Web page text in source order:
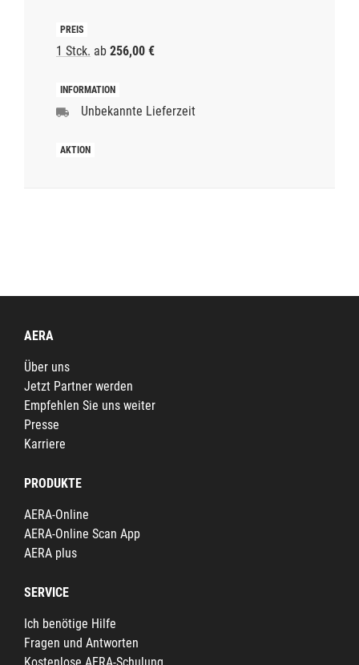
1 Stck. ab 256,00 €
Unbekannte Lieferzeit
AERA
Über uns
Jetzt Partner werden
Empfehlen Sie uns weiter
Presse
Karriere
PRODUKTE
AERA-Online
AERA-Online Scan App
AERA plus
SERVICE
Ich benötige Hilfe
Fragen und Antworten